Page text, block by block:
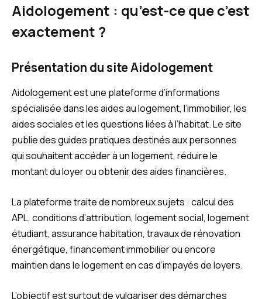
Aidologement : qu’est-ce que c’est
exactement ?
Présentation du site Aidologement
Aidologement est une plateforme d’informations
spécialisée dans les aides au logement, l’immobilier, les
aides sociales et les questions liées à l’habitat. Le site
publie des guides pratiques destinés aux personnes
qui souhaitent accéder à un logement, réduire le
montant du loyer ou obtenir des aides financières.
La plateforme traite de nombreux sujets : calcul des
APL, conditions d’attribution, logement social, logement
étudiant, assurance habitation, travaux de rénovation
énergétique, financement immobilier ou encore
maintien dans le logement en cas d’impayés de loyers.
L’objectif est surtout de vulgariser des démarches